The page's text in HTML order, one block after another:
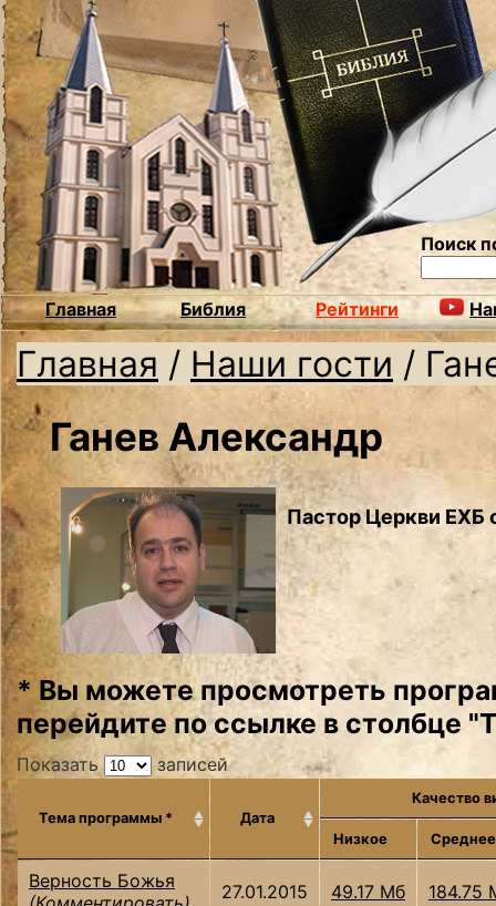
Поиск
Главная Библия Рейтинги
Главная / Наши гости /
Ганев Александр
Пастор Церкви ЕХБ
* Вы можете просмотреть
перейдите по ссылке в столбце
Показать записей
Тема программы * Дата
Качество
Низкое Среднее
Верность Божья
27.01.2015 49.17 Мб 184.75